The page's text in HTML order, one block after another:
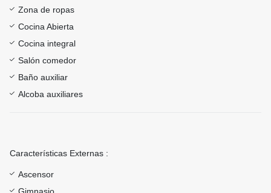
Zona de ropas
Cocina Abierta
Cocina integral
Salón comedor
Baño auxiliar
Alcoba auxiliares
Características Externas :
Ascensor